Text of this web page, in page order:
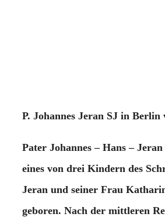
P. Johannes Jeran SJ in Berlin
Pater Johannes – Hans –
eines von drei Kindern des
Jeran und seiner Frau
geboren. Nach der mittleren